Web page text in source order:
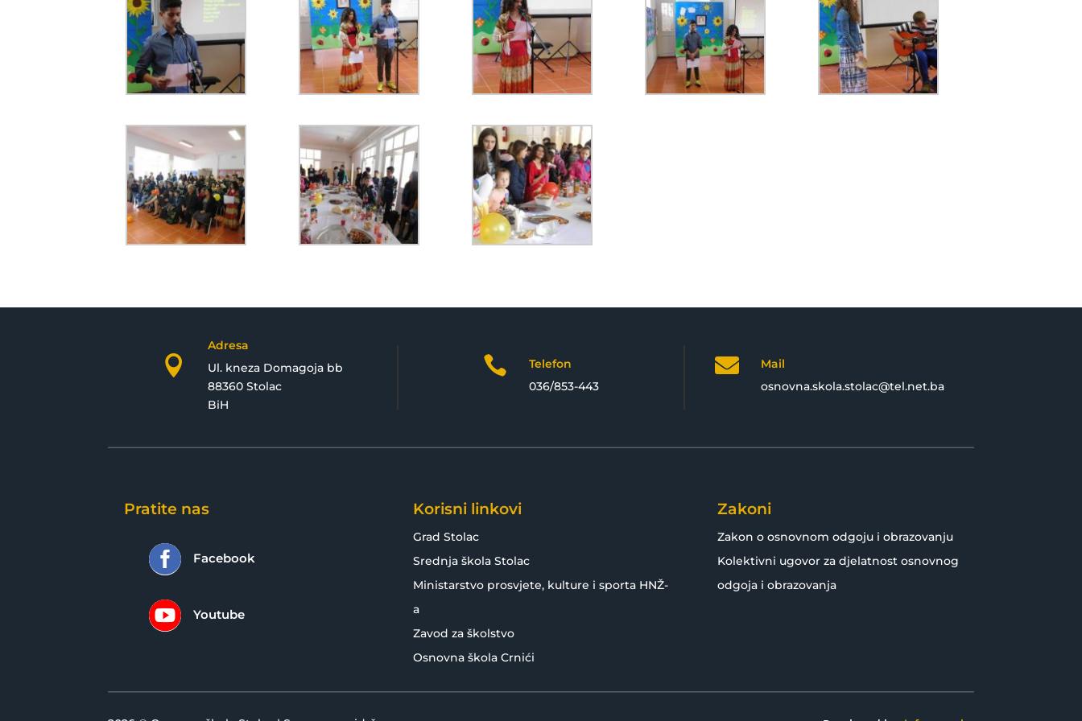

Adresa
Ul. kneza Domagoja bb
88360 Stolac
BiH

Telefon
036/853-443

Mail
osnovna.skola.stolac@tel.net.ba
Pratite nas
 Facebook
 Youtube
Korisni linkovi
Grad Stolac
Srednja škola Stolac
Ministarstvo prosvjete, kulture i sporta HNŽ-
a
Zavod za školstvo
Osnovna škola Crnići
Zakoni
Zakon o osnovnom odgoju i obrazovanju
Kolektivni ugovor za djelatnost osnovnog
odgoja i obrazovanja